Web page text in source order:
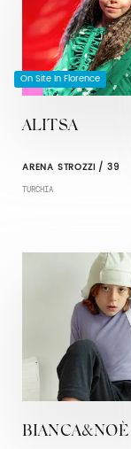
On Site In Florence
ALITSA
ARENA STROZZI / 39
TURCHIA
BIANCA&NOÈ